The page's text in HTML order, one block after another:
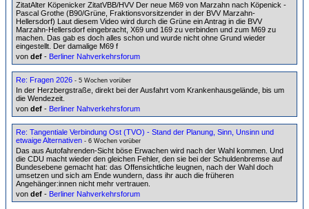
ZitatAlter Köpenicker ZitatVBB/HVV Der neue M69 von Marzahn nach Köpenick -
Pascal Grothe (B90/Grüne, Fraktionsvorsitzender in der BVV Marzahn-
Hellersdorf) Laut diesem Video wird durch die Grüne ein Antrag in die BVV
Marzahn-Hellersdorf eingebracht, X69 und 169 zu verbinden und zum M69 zu
machen. Das gab es doch alles schon und wurde nicht ohne Grund wieder
eingestellt. Der damalige M69 f
von def - Berliner Nahverkehrsforum
Re: Fragen 2026 - 5 Wochen vorüber
In der Herzbergstraße, direkt bei der Ausfahrt vom Krankenhausgelände, bis um
die Wendezeit.
von def - Berliner Nahverkehrsforum
Re: Tangentiale Verbindung Ost (TVO) - Stand der Planung, Sinn, Unsinn und
etwaige Alternativen - 6 Wochen vorüber
Das aus Autofahrenden-Sicht böse Erwachen wird nach der Wahl kommen. Und
die CDU macht wieder den gleichen Fehler, den sie bei der Schuldenbremse auf
Bundesebene gemacht hat: das Offensichtliche leugnen, nach der Wahl doch
umsetzen und sich am Ende wundern, dass ihr auch die früheren
Angehänger:innen nicht mehr vertrauen.
von def - Berliner Nahverkehrsforum